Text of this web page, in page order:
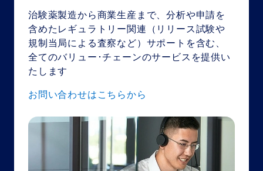
治験薬製造から商業生産まで、分析や申請を
含めたレギュラトリー関連（リリース試験や
規制当局による査察など）サポートを含む、
全てのバリュー･チェーンのサービスを提供い
たします
お問い合わせはこちらから